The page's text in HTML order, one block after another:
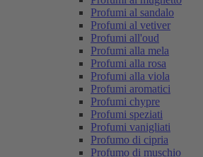
Profumi al sandalo
Profumi al vetiver
Profumi all'oud
Profumi alla mela
Profumi alla rosa
Profumi alla viola
Profumi aromatici
Profumi chypre
Profumi speziati
Profumi vanigliati
Profumo di cipria
Profumo di muschio